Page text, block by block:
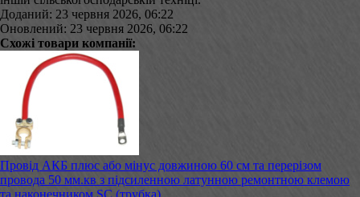
Доданий: 23 червня 2026, 06:22
Оновлений: 23 червня 2026, 06:22
Схожі товари компанії:
Провід АКБ плюс або мінус довжиною 60 см та перерізом
провода 50 мм.кв з підсиленною латунною ремонтною клемою
та наконечником SC (трубка)